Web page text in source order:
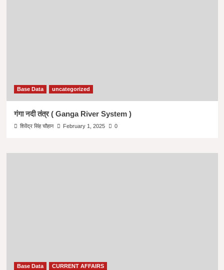
Base Data uncategorized
गंगा नदी तंत्र ( Ganga River System )
शिवेंद्र सिंह चौहान February 1, 2025 0
Base Data CURRENT AFFAIRS